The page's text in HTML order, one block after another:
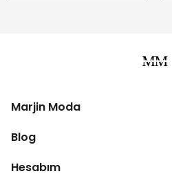
Marjin Moda
Blog
Hesabım